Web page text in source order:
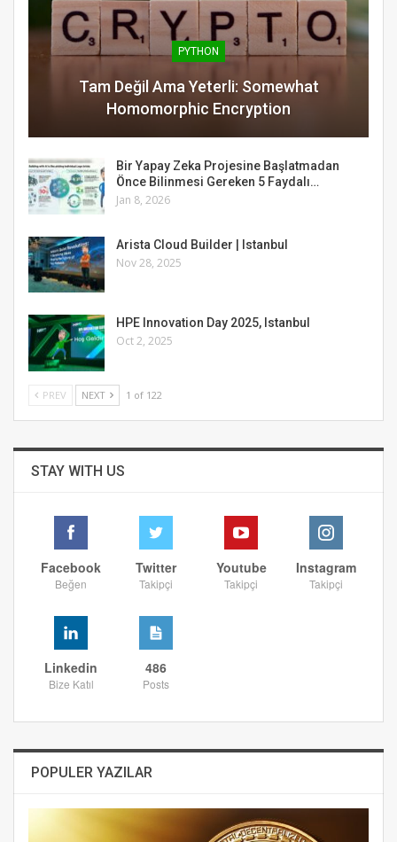
PYTHON
Tam Değil Ama Yeterli: Somewhat
Homomorphic Encryption
Bir Yapay Zeka Projesine Başlatmadan
Önce Bilinmesi Gereken 5 Faydalı…
Jan 8, 2026
Arista Cloud Builder | Istanbul
Nov 28, 2025
HPE Innovation Day 2025, Istanbul
Oct 2, 2025
PREV NEXT 1 of 122
STAY WITH US
Facebook
Beğen
Twitter
Takipçi
Youtube
Takipçi
Instagram
Takipçi
Linkedin
Bize Katıl
486
Posts
POPULER YAZILAR